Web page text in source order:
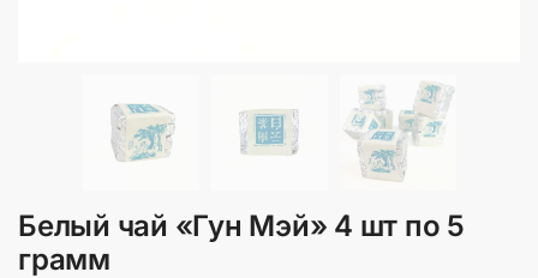
Белый чай «Гун Мэй» 4 шт по 5
грамм